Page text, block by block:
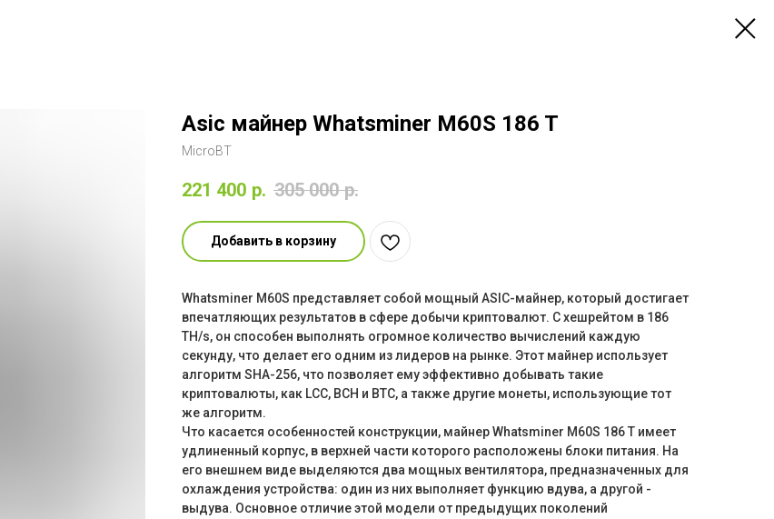
Asic майнер Whatsminer M60S 186 T
MicroBT
221 400 р. 305 000 р.
Добавить в корзину
Whatsminer M60S представляет собой мощный ASIC-майнер, который достигает
впечатляющих результатов в сфере добычи криптовалют. С хешрейтом в 186
TH/s, он способен выполнять огромное количество вычислений каждую
секунду, что делает его одним из лидеров на рынке. Этот майнер использует
алгоритм SHA-256, что позволяет ему эффективно добывать такие
криптовалюты, как LCC, BCH и BTC, а также другие монеты, использующие тот
же алгоритм.
Что касается особенностей конструкции, майнер Whatsminer M60S 186 T имеет
удлиненный корпус, в верхней части которого расположены блоки питания. На
его внешнем виде выделяются два мощных вентилятора, предназначенных для
охлаждения устройства: один из них выполняет функцию вдува, а другой -
выдува. Основное отличие этой модели от предыдущих поколений